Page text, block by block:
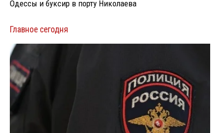
Одессы и буксир в порту Николаева
Главное сегодня